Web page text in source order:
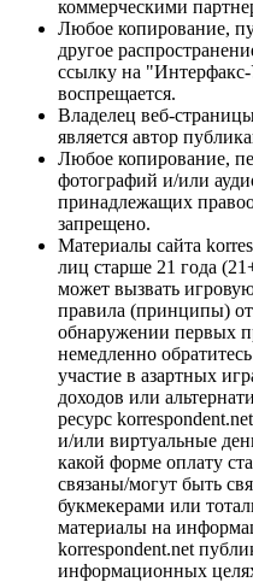
коммерческими
Любое копирование,
другое
ссылку на
воспрещается.
Владелец веб-
является автор
Любое копирование,
фотографий и/или
принадлежащих
запрещено.
Материалы сайта
лиц старше 21 года
может вызвать
правила (принципы)
обнаружении первых
немедленно
участие в азартных
доходов или
ресурс
и/или виртуальные
какой форме оплату
связаны/могут быть
букмекерами или
материалы на
korrespondent.net
информационных